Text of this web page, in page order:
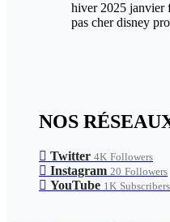
NOS
Twitter 4K Followers
Instagram 20 Followers
YouTube 1K Subscribers